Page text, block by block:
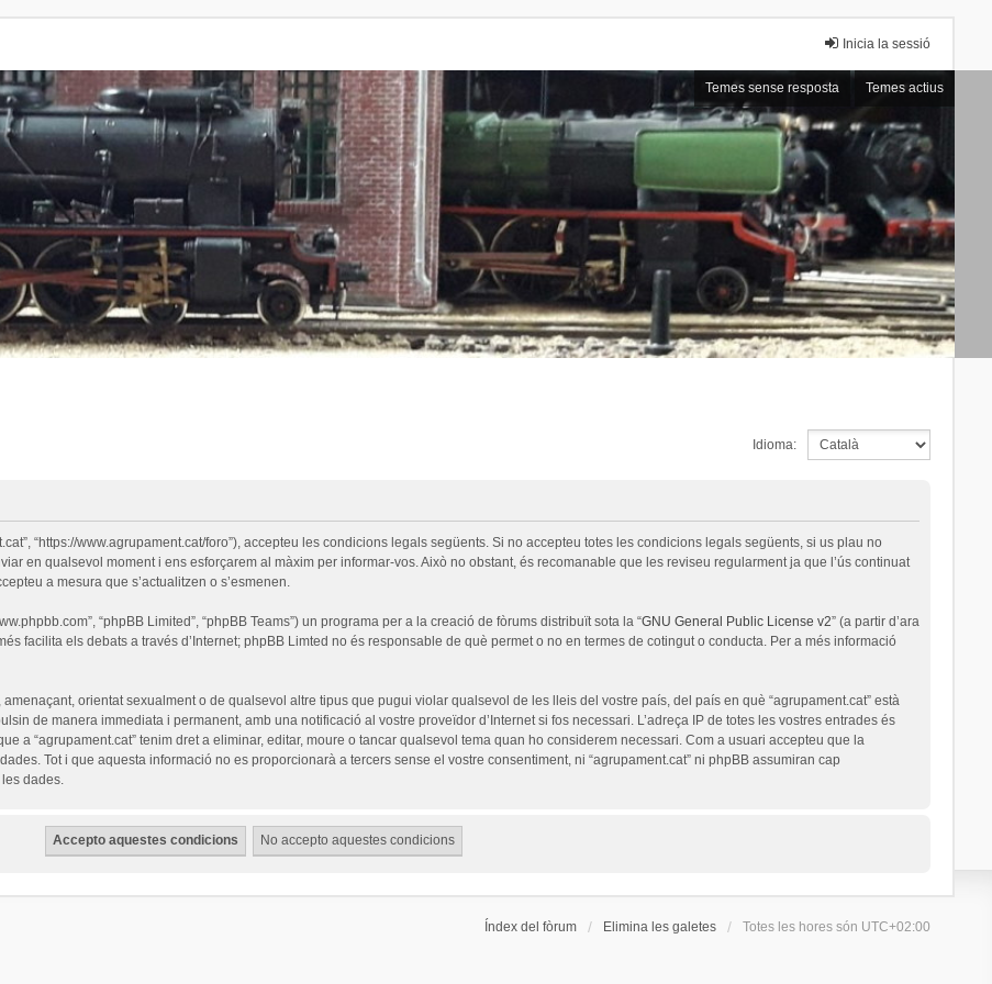
Inicia la sessió
Temes sense resposta Temes actius
Idioma:
“https://www.agrupament.cat/foro”), accepteu les condicions legals següents. Si no accepteu totes les condicions legals següents, si us plau no
en qualsevol moment i ens esforçarem al màxim per informar-vos. Això no obstant, és recomanable que les reviseu regularment ja que l’ús continuat
a mesura que s’actualitzen o s’esmenen.
“phpBB Limited”, “phpBB Teams”) un programa per a la creació de fòrums distribuït sota la “GNU General Public License v2” (a partir d’ara
facilita els debats a través d’Internet; phpBB Limted no és responsable de què permet o no en termes de cotingut o conducta. Per a més informació
orientat sexualment o de qualsevol altre tipus que pugui violar qualsevol de les lleis del vostre país, del país en què “agrupament.cat” està
de manera immediata i permanent, amb una notificació al vostre proveïdor d’Internet si fos necessari. L’adreça IP de totes les vostres entrades és
a “agrupament.cat” tenim dret a eliminar, editar, moure o tancar qualsevol tema quan ho considerem necessari. Com a usuari accepteu que la
Tot i que aquesta informació no es proporcionarà a tercers sense el vostre consentiment, ni “agrupament.cat” ni phpBB assumiran cap
dades.
Índex del fòrum Elimina les galetes Totes les hores són UTC+02:00